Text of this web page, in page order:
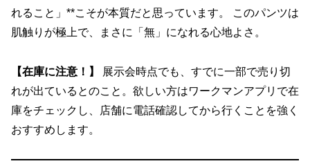
れること」**こそが本質だと思っています。 このパンツは
肌触りが極上で、まさに「無」になれる心地よさ。
【在庫に注意！】
展示会時点でも、すでに一部で売り切
れが出ているとのこと。欲しい方はワークマンアプリで在
庫をチェックし、店舗に電話確認してから行くことを強く
おすすめします。